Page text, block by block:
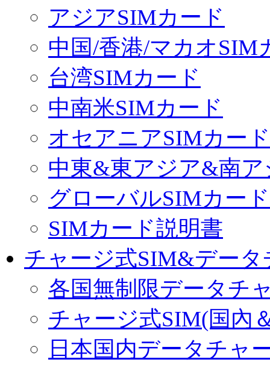
アジアSIMカード
中国/香港/マカオSIM
台湾SIMカード
中南米SIMカード
オセアニアSIMカード
中東&東アジア&南
グローバルSIMカード
SIMカード説明書
チャージ式SIM&デー
各国無制限データチ
チャージ式SIM(国內
日本国内データチャ